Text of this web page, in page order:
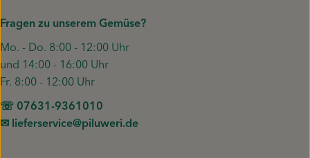
Fragen zu unserem Gemüse?
Mo. - Do. 8:00 - 12:00 Uhr
und 14:00 - 16:00 Uhr
Fr. 8:00 - 12:00 Uhr
☏ 07631-9361010
✉︎ lieferservice@piluweri.de